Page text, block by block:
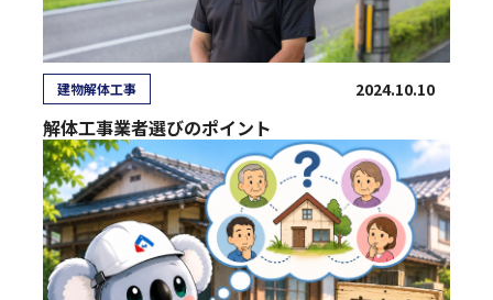
建物解体工事 2024.10.10
解体工事業者選びのポイント